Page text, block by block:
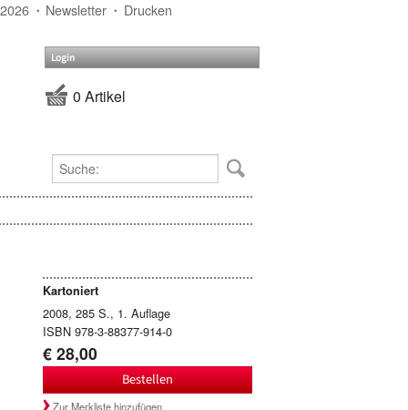
Newsletter Drucken
Login
0 Artikel
Kartoniert
2008, 285 S., 1. Auflage
ISBN 978-3-88377-914-0
€ 28,00
Bestellen
Zur Merkliste hinzufügen